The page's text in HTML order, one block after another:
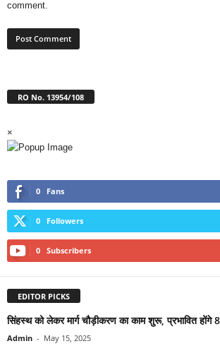
comment.
RO No. 13954/108
×
0 Fans
0 Followers
0 Subscribers
EDITOR PICKS
सिंहस्थ को लेकर मार्ग चौड़ीकरण का काम शुरू, प्रभावित होंगे
Admin - May 15, 2025